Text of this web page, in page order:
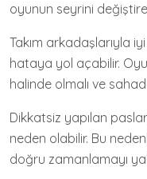
oyunun seyrini
Takım arkadaşlarıyla
hataya yol açabilir.
halinde olmalı ve
Dikkatsiz yapılan
neden olabilir. Bu
doğru zamanlamayı